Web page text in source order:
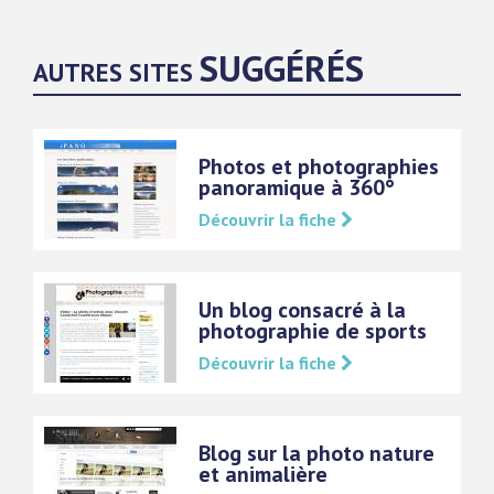
AUTRES SITES SUGGÉRÉS
Photos et photographies
panoramique à 360°
Découvrir la fiche
Un blog consacré à la
photographie de sports
Découvrir la fiche
Blog sur la photo nature
et animalière